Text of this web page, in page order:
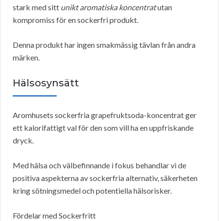
stark med sitt unikt aromatiska koncentratutan
kompromiss för en sockerfri produkt.
Denna produkt har ingen smakmässig tävlan från andra
märken.
Hälsosynsätt
Aromhusets sockerfria grapefruktsoda-koncentrat ger
ett kalorifattigt val för den som vill ha en uppfriskande
dryck.
Med hälsa och välbefinnande i fokus behandlar vi de
positiva aspekterna av sockerfria alternativ, säkerheten
kring sötningsmedel och potentiella hälsorisker.
Fördelar med Sockerfritt